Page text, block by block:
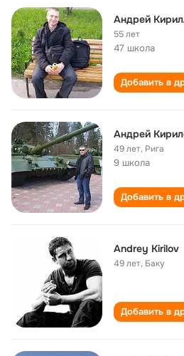
Андрей
55 лет
47 школа
Добавить в
Андрей
49 лет, Рига
9 школа
Добавить в
Andrey Kirilov
49 лет, Баку
Добавить в